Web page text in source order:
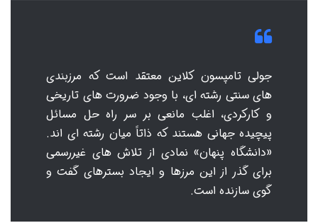
جولی تامپسون کلاین معتقد است که مرزبندی
های سنتی رشته ای، با وجود ضرورت های تاریخی
و کارکردی، اغلب مانعی بر سر راه حل مسائل
پیچیده جهانی هستند که ذاتاً میان رشته ای اند.
«دانشگاه پنهان» نمادی از تلاش های غیررسمی
برای گذر از این مرزها و ایجاد بسترهای گفت و
گوی سازنده است.